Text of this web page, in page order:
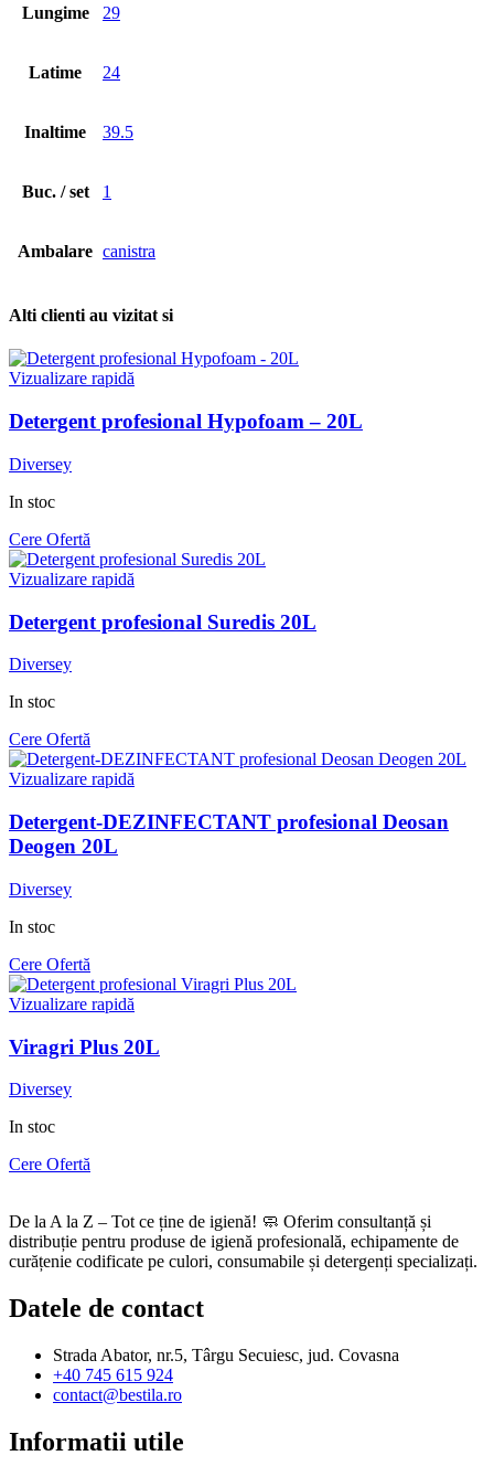
Lungime 29
Latime 24
Inaltime 39.5
Buc. / set 1
Ambalare canistra
Alti clienti au vizitat si
Vizualizare rapidă
Detergent profesional Hypofoam – 20L
Diversey
In stoc
Cere Ofertă
Vizualizare rapidă
Detergent profesional Suredis 20L
Diversey
In stoc
Cere Ofertă
Vizualizare rapidă
Detergent-DEZINFECTANT profesional Deosan
Deogen 20L
Diversey
In stoc
Cere Ofertă
Vizualizare rapidă
Viragri Plus 20L
Diversey
In stoc
Cere Ofertă
De la A la Z – Tot ce ține de igienă! 🧼 Oferim consultanță și
distribuție pentru produse de igienă profesională, echipamente de
curățenie codificate pe culori, consumabile și detergenți specializați.
Datele de contact
Strada Abator, nr.5, Târgu Secuiesc, jud. Covasna
+40 745 615 924
contact@bestila.ro
Informatii utile